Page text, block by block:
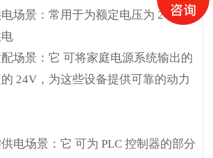
场景：常用于为额定电压为 24V 的
场景：它 可将家庭电源系统输出的
24V，为这些设备提供可靠的动力
电场景：它 可为 PLC 控制器的部分